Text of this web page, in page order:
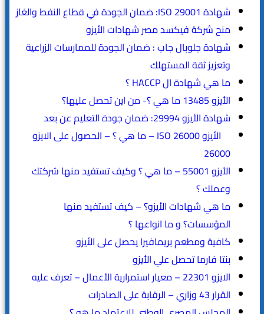
شهادة ISO 29001: ضمان الجودة في قطاع النفط والغاز
منح شركة فيكسد مصر شهادات الأيزو
شهادة جلوبال جاب : ضمان الجودة للممارسات الزراعية
وتعزيز ثقة المستهلك
ما هي شهادة ال HACCP ؟
الأيزو 13485 ما هي ؟- من اين تحصل عليها؟
شهادة الأيزو 29994: ضمان جودة التعليم عن بعد
الأيزو ISO 26000 – ما هي ؟ – الحصول على الايزو
26000
الأيزو 55001 – ما هي ؟ وكيف تستفيد منها شركتك
وعملك ؟
ما هي شهادات الأيزو؟ – كيف تستفيد منها
المؤسسات؟ و ما انواعها ؟
كافية ومطعم بريمافيرا يحصل على الأيزو
بنتا فارما تحصل علي الأيزو
الايزو 22301 – معيار استمرارية الأعمال – تعرف عليه
القرار 43 وزاري – الرقابة على الصادرات